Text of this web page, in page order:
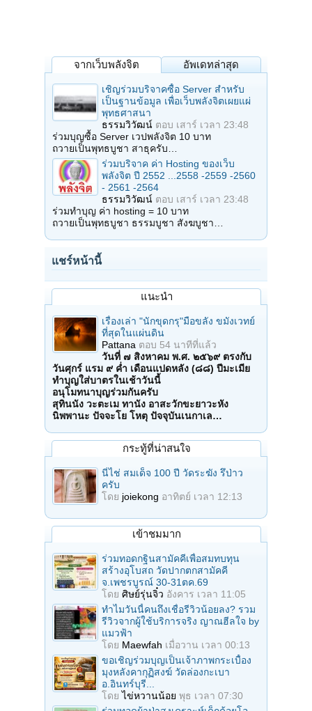
จากเว็บพลังจิต อัพเดทล่าสุด
เชิญร่วมบริจาคซื้อ Server สำหรับ
เป็นฐานข้อมูล เพื่อเว็บพลังจิตเผยแผ่
พุทธศาสนา
ธรรมวิวัฒน์ ตอบ เสาร์ เวลา 23:48
ร่วมบุญซื้อ Server เวปพลังจิต 10 บาท
ถวายเป็นพุทธบูชา สาธุครับ…
ร่วมบริจาค ค่า Hosting ของเว็บ
พลังจิต ปี 2552 ...2558 -2559 -2560
- 2561 -2564
ธรรมวิวัฒน์ ตอบ เสาร์ เวลา 23:48
ร่วมทำบุญ ค่า hosting = 10 บาท
ถวายเป็นพุทธบูชา ธรรมบูชา สังฆบูชา…
แชร์หน้านี้
แนะนำ
เรื่องเล่า "นักขุดกรุ"มือขลัง ขมังเวทย์
ที่สุดในแผ่นดิน
Pattana ตอบ 54 นาทีที่แล้ว
วันที่ ๗ สิงหาคม พ.ศ. ๒๕๖๙ ตรงกับ
วันศุกร์ แรม ๙ ค่ำ เดือนแปดหลัง (๘๘) ปีมะเมีย
ทำบุญใส่บาตรในเช้าวันนี้
อนุโมทนาบุญร่วมกันครับ
สุทินนัง วะตะเม ทานัง อาสะวักขะยาวะหัง
นิพพานะ ปัจจะโย โหตุ ปัจจุบันเนกาเล…
กระทู้ที่น่าสนใจ
นี่ไช่ สมเด็จ 100 ปี วัดระฆัง รึป่าว
ครับ
โดย joiekong อาทิตย์ เวลา 12:13
เข้าชมมาก
ร่วมทอดกฐินสามัคคีเพื่อสมทบทุน
สร้างอุโบสถ วัดปากตกสามัคคี
จ.เพชรบูรณ์ 30-31ตค.69
โดย ศิษย์รุ่นจิ๋ว อังคาร เวลา 11:05
ทำไมวันนี้คนถึงเชื่อรีวิวน้อยลง? รวม
รีวิวจากผู้ใช้บริการจริง ญาณฮีลใจ by
แมวฟ้า
โดย Maewfah เมื่อวาน เวลา 00:13
ขอเชิญร่วมบุญเป็นเจ้าภาพกระเบื้อง
มุงหลังคากุฏิสงฆ์ วัดล่องกะเบา
อ.อินทร์บุรี...
โดยไข่หวานน้อย พุธ เวลา 07:30